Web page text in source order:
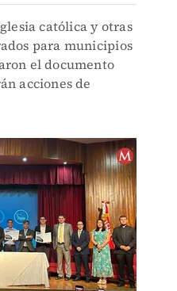
católica y otras
para municipios
el documento
acciones de